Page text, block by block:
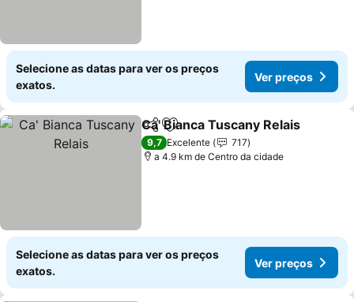
Selecione as datas para ver os preços
exatos.
Ver preços
PartilharAdicionar aos favoritos
Ca' Bianca Tuscany Relais
9,7 Excelente
717
a 4.9 km de Centro da cidade
Selecione as datas para ver os preços
exatos.
Ver preços